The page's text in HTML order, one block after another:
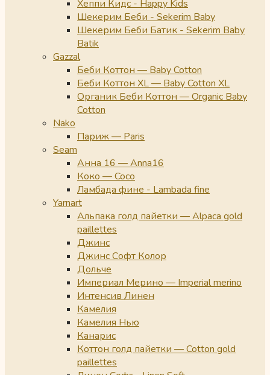
Хеппи Кидс - Happy Kids
Шекерим Беби - Sekerim Baby
Шекерим Беби Батик - Sekerim Baby
Batik
Gazzal
Беби Коттон — Baby Cotton
Беби Коттон XL — Baby Cotton XL
Органик Беби Коттон — Organic Baby
Cotton
Nako
Париж — Paris
Seam
Анна 16 — Anna16
Коко — Coco
Ламбада фине - Lambada fine
Yarnart
Альпака голд пайетки — Alpaca gold
paillettes
Джинс
Джинс Софт Колор
Дольче
Империал Мерино — Imperial merino
Интенсив Линен
Камелия
Камелия Нью
Канарис
Коттон голд пайетки — Cotton gold
paillettes